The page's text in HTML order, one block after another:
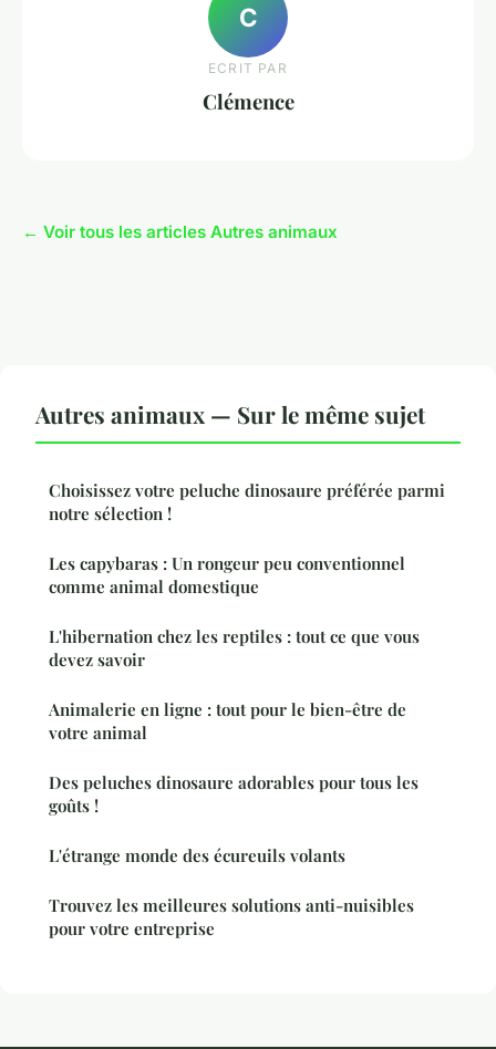
C
ECRIT PAR
Clémence
← Voir tous les articles Autres animaux
Autres animaux — Sur le même sujet
Choisissez votre peluche dinosaure préférée parmi
notre sélection !
Les capybaras : Un rongeur peu conventionnel
comme animal domestique
L'hibernation chez les reptiles : tout ce que vous
devez savoir
Animalerie en ligne : tout pour le bien-être de
votre animal
Des peluches dinosaure adorables pour tous les
goûts !
L'étrange monde des écureuils volants
Trouvez les meilleures solutions anti-nuisibles
pour votre entreprise